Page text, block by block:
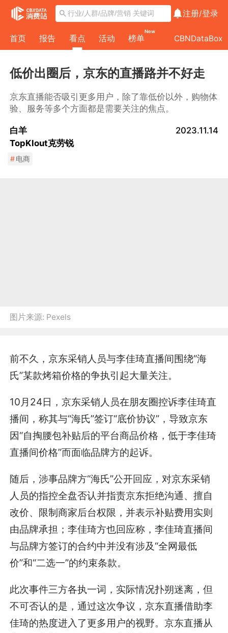
注册/登录
首页 报告 看点 活动 榜单
New
CBNDataBox
低价出圈后，京东的直播路并不好走
京东直播能否吸引更多用户，除了靠低价以外，购物体
验、服务等多个方面都是需要关注的焦点。
白羊
TopKlout克劳锐
2023.11.14
#电商
图片来源: Pexels
前不久，京东采销人员与李佳琦直播间围绕“海
氏”某款烤箱价格的争执引起大量关注。
10月24日，京东采销人员在朋友圈控诉李佳琦直
播间，称其与“海氏”签订“底价协议”，导致京东
因“自掏腰包补贴后的平台商品价格，低于李佳琦
直播间价格”而面临品牌方的起诉。
随后，涉事品牌方“海氏”公开回应，对京东采销
人员的指控全盘否认并指责京东拒绝沟通、擅自
改价、限制商家后台权限，并表示补贴费用实则
由品牌承担；李佳琦方也回应称，李佳琦直播间
与品牌方签订的合约中并没有涉及“全网最低
价”和“二选一”的约束条款。
此次事件三方各执一词，实际情况扑朔迷离，但
不可否认的是，通过这次争议，京东直播借助李
佳琦的热度进入了更多用户的视野。京东直播从